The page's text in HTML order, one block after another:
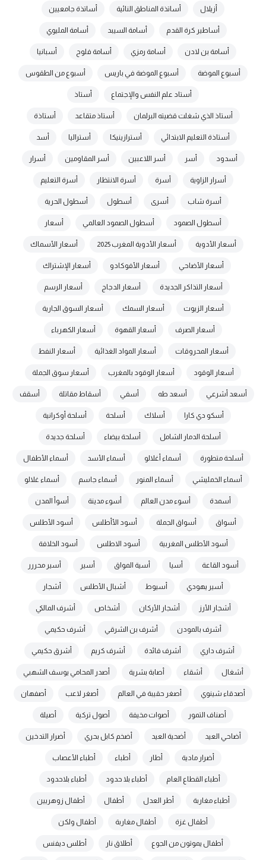
أزيلال أساتذة المناطق النائية أساتذة جامعيين
أساطير كرة القدم أسامة السيبد أسامة المليوي
أسامة بن لادن أسامة رمزي أسامة فلوح أسبانيا
أسبوع الموضة أسبوع الموضة في باريس أسبوع من الطقوس
أستاد علم النفس والإجتماع أستاذ
أستاذ الذي شغلت قضيته البرلمان أستاذ متقاعد أستاذة
أستاذة التعليم الابتدائي أسترازينيكا أستراليا أسد
أسدود أسر أسر اللاعبين أسر المقاومين أسرار
أسرار الزاوية أسرة أسرة الانتظار أسرة التعليم
أسرة شاب أسرى أسطول أسطول الحرية
أسطول الصمود أسطول الصمود العالمي أسعار
أسعار الأدوية أسعار الأدوية المغرب 2025 أسعار الأسماك
أسعار الأضاحي أسعار الأفوكادو أسعار الإشتراك
أسعار التذاكر الجديدة أسعار الدجاج أسعار الرسم
أسعار الزيوت أسعار السمك أسعار السوق الجارية
أسعار الصرف أسعار القهوة أسعار الكهرباء
أسعار المحروقات أسعار المواد الغذائية أسعار النفط
أسعار الوقود أسعار الوقود بالمغرب أسعار سوق الجملة
أسعد أشرعي أسعد طه أسفي أسقاط مقاتلة أسقف
أسكو دي كارا أسلاك أسلحة أسلحة أوكرانية
أسلحة الدمار الشامل أسلحة بيضاء أسلحة جديدة
أسلحة متطورة أسماء أغلالو أسماء الأسد أسماء الأطفال
أسماء الخمليشي أسماء المنور أسماء جاسم أسماء غلالو
أسمدة أسوء مدن العالم أسوء مدينة أسوأ المدن
أسواق أسواق الجملة أسود الأأطلس أسود الأطلس
أسود الأطلس المغربية أسود الاطلس أسود الخلافة
أسود القاعة أسيا أسية المواق أسير أسير محررر
أسير يهودي أسيوط أشبال الأطلس أشجار
أشجار الأرز أشجار الأركان أشخاص أشرف المالكي
أشرف بالمودن أشرف بن الشرقي أشرف حكيمي
أشرف داري أشرف فائدة أشرف كريم أشرق حكيمي
أشغال أشقاء أصابة بشرية أصدر المحامي يوسف الشهبي
أصدقاء شينوي أصغر حقيبة في العالم أصغر لاعب أصفهان
أصناف التمور أصوات مخيفة أصول تركية أصيلة
أضاحي العيد أضحية العيد أضخم كابل بحري أضرار التدخين
أضرار مادية أطار أطباء أطباء الأعصاب
أطباء القطاع العام أطباء بلا حدود أطباء بلاحدود
أطباء مغاربة أطر العدل أطفال أطفال زوهريين
أطفال غزة أطفال مغاربة أطفال ولكن
أطفال يموتون من الجوع أطلاق نار أطلس ديفنس